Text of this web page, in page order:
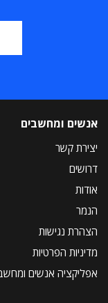
אנשים ומחשבים
יצירת קשר
דרושים
אודות
הנמר
הצהרת נגישות
מדיניות הפרטיות
אפליקציה אנשים